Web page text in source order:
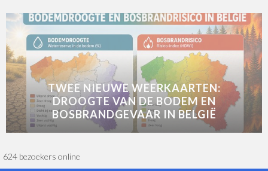
TWEE NIEUWE WEERKAARTEN:
DROOGTE VAN DE BODEM EN
BOSBRANDGEVAAR IN BELGIË
624 bezoekers online